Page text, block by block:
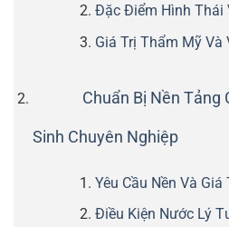
Đặc Điểm Hình Thái
Giá Trị Thẩm Mỹ Và
Chuẩn Bị Nền Tảng
Sinh Chuyên Nghiệp
Yêu Cầu Nền Và Giá
Điều Kiện Nước Lý